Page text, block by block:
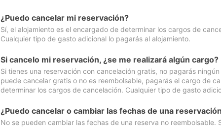
¿Puedo cancelar mi reservación?
Sí, el alojamiento es el encargado de determinar los cargos de
Cualquier tipo de gasto adicional lo pagarás al alojamiento.
Si cancelo mi reservación, ¿se me realizará algún cargo?
Si tienes una reservación con cancelación gratis, no pagarás
puede cancelar gratis o no es reembolsable, pagarás el cargo de
determinar los cargos de cancelación. Cualquier tipo de gasto
¿Puedo cancelar o cambiar las fechas de una
No se pueden cambiar las fechas de una reserva no reembolsable.